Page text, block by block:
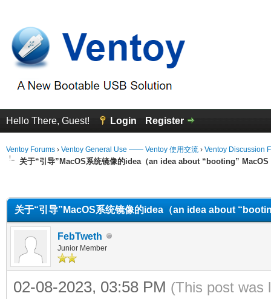
Hello There, Guest! Login Register
Ventoy Forums › Ventoy General Use —— Ventoy 使用交流 › Ventoy Discussion
关于“引导”MacOS系统镜像的idea（an idea about “booting”
关于“引导”MacOS系统镜像的idea（an idea about
FebTweth
Junior Member
02-08-2023, 03:58 PM (This post was